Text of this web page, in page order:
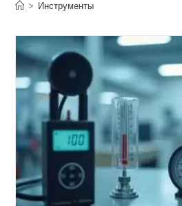
> Инструменты